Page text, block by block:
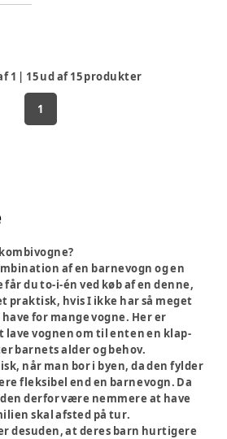
1 | 15ud af15produkter
1
af en barnevogn og en
får du to-i-én ved køb af en denne,
praktisk, hvis I ikke har så meget
for mange vogne. Her er
lave vognen om til enten en klap-
barnets alder og behov.
når man bor i byen, da den fylder
fleksibel end en barnevogn. Da
derfor være nemmere at have
skal afsted på tur.
desuden, at deres barn hurtigere